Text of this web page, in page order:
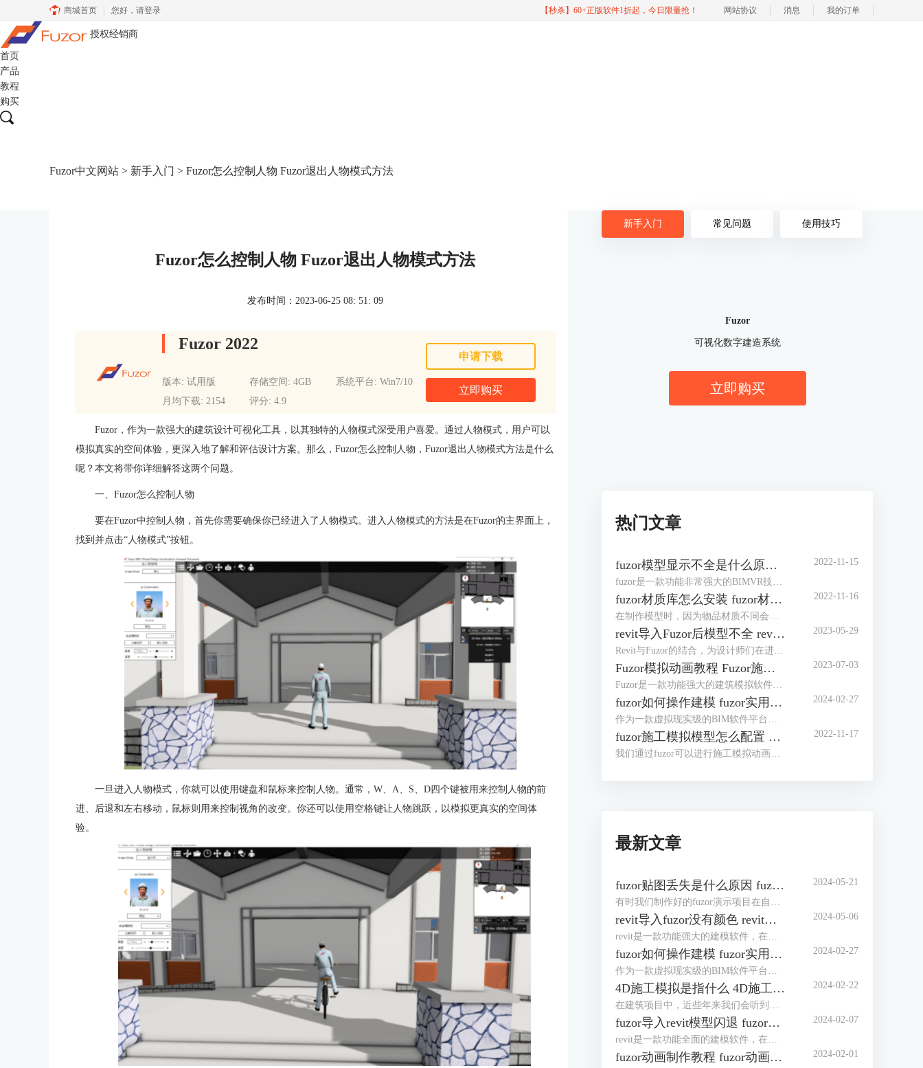
商城首页 您好， 请登录 【秒杀】60+正版软件1折起，今日限量抢！ 网站协议 消息 我的订单
授权经销商
首页
产品
教程
购买
Fuzor中文网站 > 新手入门 > Fuzor怎么控制人物 Fuzor退出人物模式方法
Fuzor怎么控制人物 Fuzor退出人物模式方法
发布时间：2023-06-25 08: 51: 09
Fuzor 2022
版本: 试用版 存储空间: 4GB
系统平台: Win7/10
月均下载: 2154
评分: 4.9
申请下载
立即购买
Fuzor，作为一款强大的建筑设计可视化工具，以其独特的人物模式深受用户喜爱。通过人物模式，用户可以
模拟真实的空间体验，更深入地了解和评估设计方案。那么，Fuzor怎么控制人物，Fuzor退出人物模式方法是什么
呢？本文将带你详细解答这两个问题。
一、Fuzor怎么控制人物
要在Fuzor中控制人物，首先你需要确保你已经进入了人物模式。进入人物模式的方法是在Fuzor的主界面上，
找到并点击“人物模式”按钮。
一旦进入人物模式，你就可以使用键盘和鼠标来控制人物。通常，W、A、S、D四个键被用来控制人物的前
进、后退和左右移动，鼠标则用来控制视角的改变。你还可以使用空格键让人物跳跃，以模拟更真实的空间体
验。
新手入门 常见问题 使用技巧
Fuzor
可视化数字建造系统
立即购买
热门文章
fuzor模型显示不全是什么原因 fuzor模型显示设置
fuzor是一款功能非常强大的BIMVR技术和4D施工模拟技术为一体的综合性平台级工具，使用过程中我们可以将Revit模型同步到fuzor。但有时fuzor模型显示不全是什么原因？这里我们将提供几种解决方案，大家可以根据自己实际情况来设置。除此之外，我们还可以对fuzor模型显示设置进行编辑，以调整出理想的模型效果。下面来看详细介绍吧！
2022-11-15
fuzor材质库怎么安装 fuzor材质库怎么使用
在制作模型时，因为物品材质不同会产生不同效果。但是安装fuzor后，发现软件自带的材质并不是很多，那么fuzor材质库怎么安装？我们可以将下载好的材质库导入fuzor。fuzor材质库怎么使用？有了材质库，使用便非常简单了，除了直接使用材质外，我们还可以对材质进行编辑。下面我们来看详细介绍吧！
2022-11-16
revit导入Fuzor后模型不全 revit导入Fuzor后模型不全怎么办
Revit与Fuzor的结合，为设计师们在进行建筑设计与模型演示时带来了无尽可能性。然而，在Revit向Fuzor导入模型的过程中，有时可能会出现模型不全的情况。本文将详细阐述revit导入Fuzor后模型不全的问题原因，并提供有效的解决办法。
2023-05-29
Fuzor模拟动画教程 Fuzor施工模拟动画如何导出
Fuzor是一款功能强大的建筑模拟软件，它不仅可以帮助设计师创建逼真的建筑模型，还可以制作出令人惊叹的模拟动画。本文将为您提供Fuzor模拟动画的详细教程，让您了解如何利用Fuzor创建出精彩的施工模拟动画。
2023-07-03
fuzor如何操作建模 fuzor实用技巧介绍
作为一款虚拟现实级的BIM软件平台，fuzor功能非常强大，同时fuzor还是一款首次将多人游戏引擎技术引入建筑工程行业的工具。既然是被应用于建筑工程行业，操作建模自然是必不可少的，对于fuzor如何操作建模，这里我们将介绍三种模式。下面我们来看fuzor实用技巧介绍吧！
2024-02-27
fuzor施工模拟模型怎么配置 有哪些注意的点
我们通过fuzor可以进行施工模拟动画，在制作动画过程中需要用到许多机械模型，一个个去配置机械模型动作非常繁琐，在fuzor中我们完成一个机械模型后便可通过复制的方式来将动作应用至同类型的机械模型中。下面我们来看fuzor施工模拟模型怎么配置，以及有哪些注意的点吧！
2022-11-17
最新文章
fuzor贴图丢失是什么原因 fuzor贴图丢失怎么办
有时我们制作好的fuzor演示项目在自己电脑上非常完整，在公共设备上演示时却出现了贴图丢失的状况。fuzor贴图丢失是什么原因？贴图丢失有多种原因，有可能是材质库的原因，也有可能是材质库保存路径的问题。fuzor贴图丢失怎么办？我们可以针对贴图丢失的原因进行修复，也可以将fuzor导出为exe文件，或制作人物漫游动画。下面我们来看详细介绍吧！
2024-05-21
revit导入fuzor没有颜色 revit导入fuzor后模型不全怎么办
revit是一款功能强大的建模软件，在多个行业被应用广泛。fuzor是一款融合了BIMVR技术和4D施工模拟技术的综合性平台级工具，使用时我们可以将revit中创建的模型导入fuzor中，如果revit导入fuzor没有颜色，很大概率是保存建模时导出了白模。revit导入fuzor后模型不全怎么办？这主要是由于材质库和视觉样式造成的。下面我们来看详细介绍吧！
2024-05-06
fuzor如何操作建模 fuzor实用技巧介绍
作为一款虚拟现实级的BIM软件平台，fuzor功能非常强大，同时fuzor还是一款首次将多人游戏引擎技术引入建筑工程行业的工具。既然是被应用于建筑工程行业，操作建模自然是必不可少的，对于fuzor如何操作建模，这里我们将介绍三种模式。下面我们来看fuzor实用技巧介绍吧！
2024-02-27
4D施工模拟是指什么 4D施工模拟用什么软件
在建筑项目中，近些年来我们会听到是否有4D施工模拟的展示。4D施工模拟是指什么？通俗得讲是我们使用3D虚拟与现实软件，将整个建筑项目的流程通过软件展示出来。4D施工模拟用什么软件？关于4D施工模拟的制作，我们可以使用3D虚拟与现实软件。下面我们来看详细介绍吧！
2024-02-22
fuzor导入revit模型闪退 fuzor导入revit模型错位怎么办
revit是一款功能全面的建模软件，在我们使用fuzor对模型进行渲染时，需要将revit模型导入fuzor。但发现fuzor导入revit模型闪退，模型闪退可能与显卡不匹配有关。fuzor导入revit模型错位怎么办？对于导入revit模型错位的问题，我们可以先查看revit中错位的参数，然后再在fuzor中进行调整。下面我们来看详细介绍吧！
2024-02-07
fuzor动画制作教程 fuzor动画怎么导出来 2024-02-01